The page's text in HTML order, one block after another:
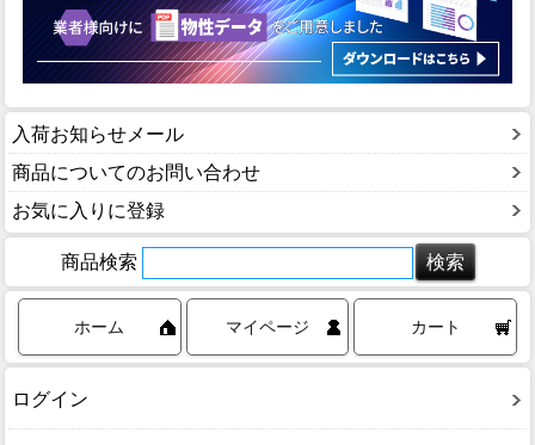
入荷お知らせメール
商品についてのお問い合わせ
お気に入りに登録
商品検索
ホーム マイページ カート
ログイン